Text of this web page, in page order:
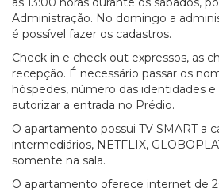
Administração. No domingo a
é possível fazer os cadastros.
Check in e check out expressos, as
recepção. É necessário passar os
hóspedes, número das identidades
autorizar a entrada no Prédio.
O apartamento possui TV SMART a
intermediários, NETFLIX,
somente na sala.
O apartamento oferece internet de